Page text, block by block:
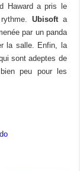
Haward a pris le
Ubisofta
par un panda
la salle. Enfin, la
sont adeptes de
peu pour les